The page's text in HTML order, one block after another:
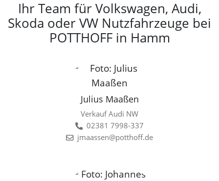
Ihr Team für Volkswagen, Audi,
Skoda oder VW Nutzfahrzeuge bei
POTTHOFF in Hamm
Julius Maaßen
Verkauf Audi NW
02381 7998-337
jmaassen@potthoff.de